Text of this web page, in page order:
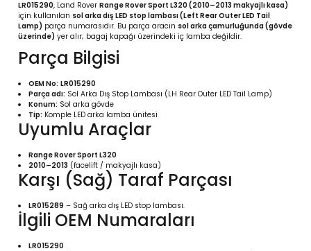
LR015290, Land Rover Range Rover Sport L320 (2010–2013 makyajlı kasa)
için kullanılan sol arka dış LED stop lambası (Left Rear Outer LED Tail
Lamp) parça numarasıdır. Bu parça aracın sol arka çamurluğunda (gövde
üzerinde) yer alır; bagaj kapağı üzerindeki iç lamba değildir.
Parça Bilgisi
OEM No: LR015290
Parça adı: Sol Arka Dış Stop Lambası (LH Rear Outer LED Tail Lamp)
Konum: Sol arka gövde
Tip: Komple LED arka lamba ünitesi
Uyumlu Araçlar
Range Rover Sport L320
2010–2013 (facelift / makyajlı kasa)
Karşı (Sağ) Taraf Parçası
LR015289 – Sağ arka dış LED stop lambası.
İlgili OEM Numaraları
LR015290